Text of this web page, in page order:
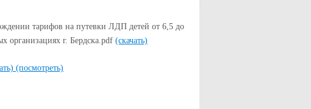
тарифов на путевки ЛДП детей от 6,5 до
организациях г. Бердска.pdf (скачать)
(посмотреть)